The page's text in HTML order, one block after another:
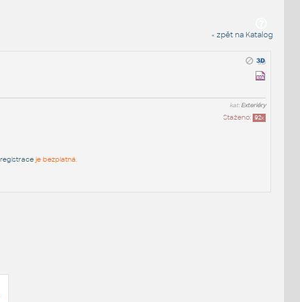
« zpět na Katalog
kat:Exteriéry
Staženo: 92x
registraceje bezplatná.